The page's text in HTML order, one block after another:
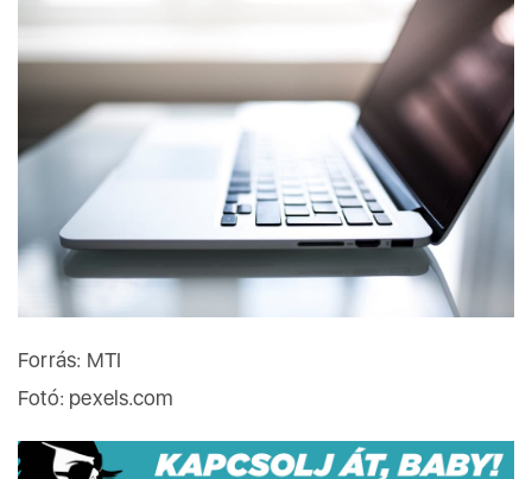
Forrás: MTI
Fotó: pexels.com